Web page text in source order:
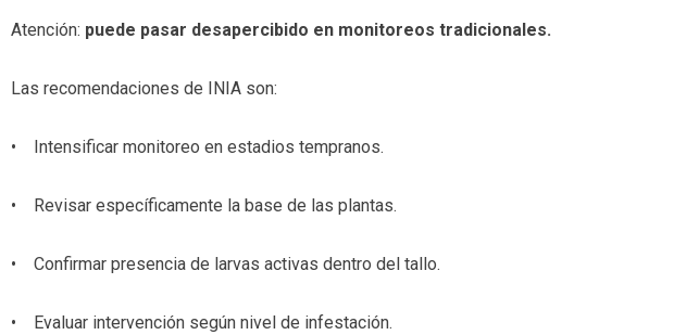
Atención: puede pasar desapercibido en monitoreos tradicionales.
Las recomendaciones de INIA son:
• Intensificar monitoreo en estadios tempranos.
• Revisar específicamente la base de las plantas.
• Confirmar presencia de larvas activas dentro del tallo.
• Evaluar intervención según nivel de infestación.